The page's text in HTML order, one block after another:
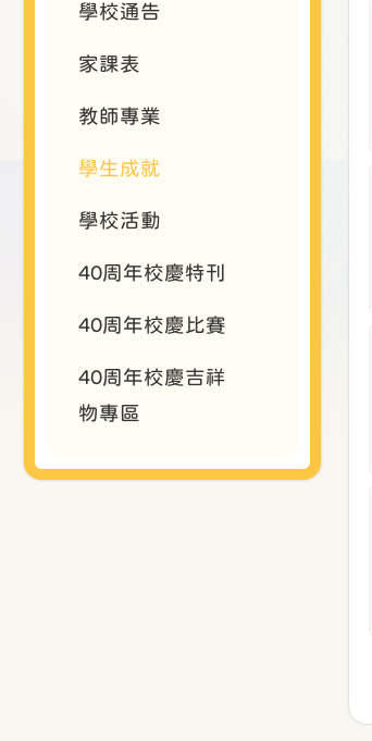
學校通告
家課表
教師專業
學生成就
學校活動
40周年校慶特刊
40周年校慶比賽
40周年校慶吉祥
物專區